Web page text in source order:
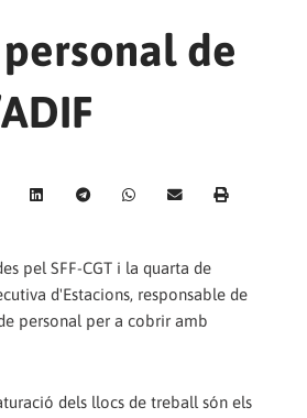
de
pel SFF-CGT i la quarta de
d'Estacions, responsable de
personal per a cobrir amb
dels llocs de treball són els